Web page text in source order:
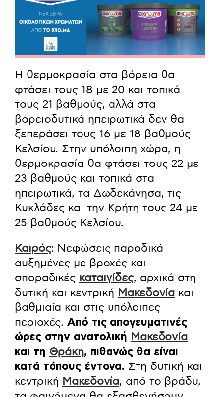
Η θερμοκρασία στα βόρεια θα
φτάσει τους 18 με 20 και τοπικά
τους 21 βαθμούς, αλλά στα
βορειοδυτικά ηπειρωτικά δεν θα
ξεπεράσει τους 16 με 18 βαθμούς
Κελσίου. Στην υπόλοιπη χώρα, η
θερμοκρασία θα φτάσει τους 22 με
23 βαθμούς και τοπικά στα
ηπειρωτικά, τα Δωδεκάνησα, τις
Κυκλάδες και την Κρήτη τους 24 με
25 βαθμούς Κελσίου.
Καιρός: Νεφώσεις παροδικά
αυξημένες με βροχές και
σποραδικές καταιγίδες, αρχικά στη
δυτική και κεντρική Μακεδονία και
βαθμιαία και στις υπόλοιπες
περιοχές. Από τις απογευματινές
ώρες στην ανατολική Μακεδονία
και τη Θράκη, πιθανώς θα είναι
κατά τόπους έντονα. Στη δυτική και
κεντρική Μακεδονία, από το βράδυ,